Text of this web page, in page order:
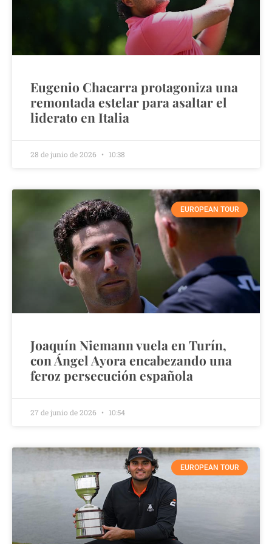
Eugenio Chacarra protagoniza una
remontada estelar para asaltar el
liderato en Italia
28 de junio de 2026 10:38
EUROPEAN TOUR
Joaquín Niemann vuela en Turín,
con Ángel Ayora encabezando una
feroz persecución española
27 de junio de 2026 10:54
EUROPEAN TOUR